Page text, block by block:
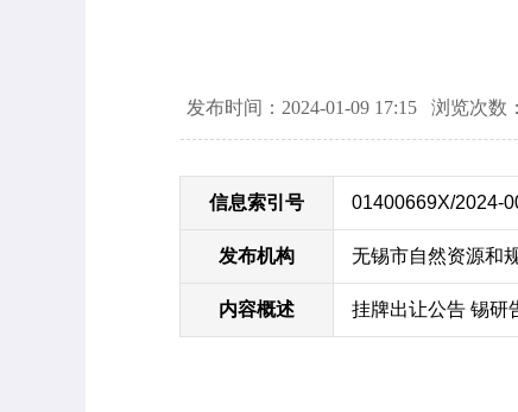
发布时间：2024-01-09 17:15 浏览次数：
信息索引号 01400669X/2024-
发布机构 无锡市自然资源和
内容概述 挂牌出让公告 锡研